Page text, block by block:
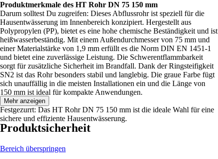
Produktmerkmale des HT Rohr DN 75 150 mm
Darum solltest Du zugreifen: Dieses Abflussrohr ist speziell für die
Hausentwässerung im Innenbereich konzipiert. Hergestellt aus
Polypropylen (PP), bietet es eine hohe chemische Beständigkeit und ist
heißwasserbeständig. Mit einem Außendurchmesser von 75 mm und
einer Materialstärke von 1,9 mm erfüllt es die Norm DIN EN 1451-1
und bietet eine zuverlässige Leistung. Die Schwerentflammbarkeit
sorgt für zusätzliche Sicherheit im Brandfall. Dank der Ringsteifigkeit
SN2 ist das Rohr besonders stabil und langlebig. Die graue Farbe fügt
sich unauffällig in die meisten Installationen ein und die Länge von
150 mm ist ideal für kompakte Anwendungen.
Festgezurrt: Das HT Rohr DN 75 150 mm ist die ideale Wahl für eine
sichere und effiziente Hausentwässerung.
Mehr anzeigen
Produktsicherheit
Bereich überspringen